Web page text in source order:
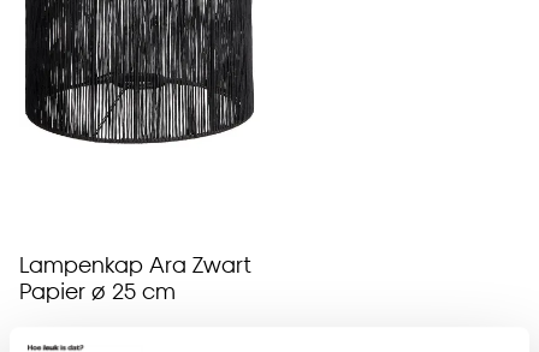
Lampenkap Ara Zwart
Papier ø 25 cm